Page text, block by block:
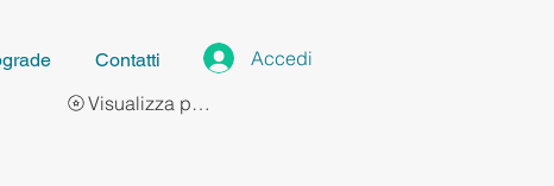
Contatti
Accedi
Visualizza punti